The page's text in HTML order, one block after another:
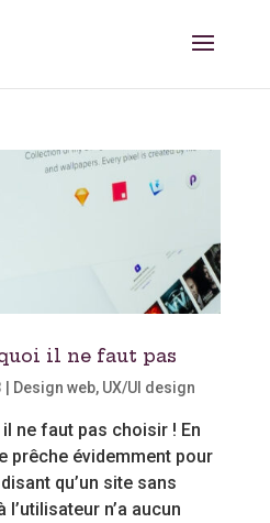
il ne faut pas
| Design web, UX/UI design
il ne faut pas choisir ! En
prêche évidemment pour
qu’un site sans
n’a aucun